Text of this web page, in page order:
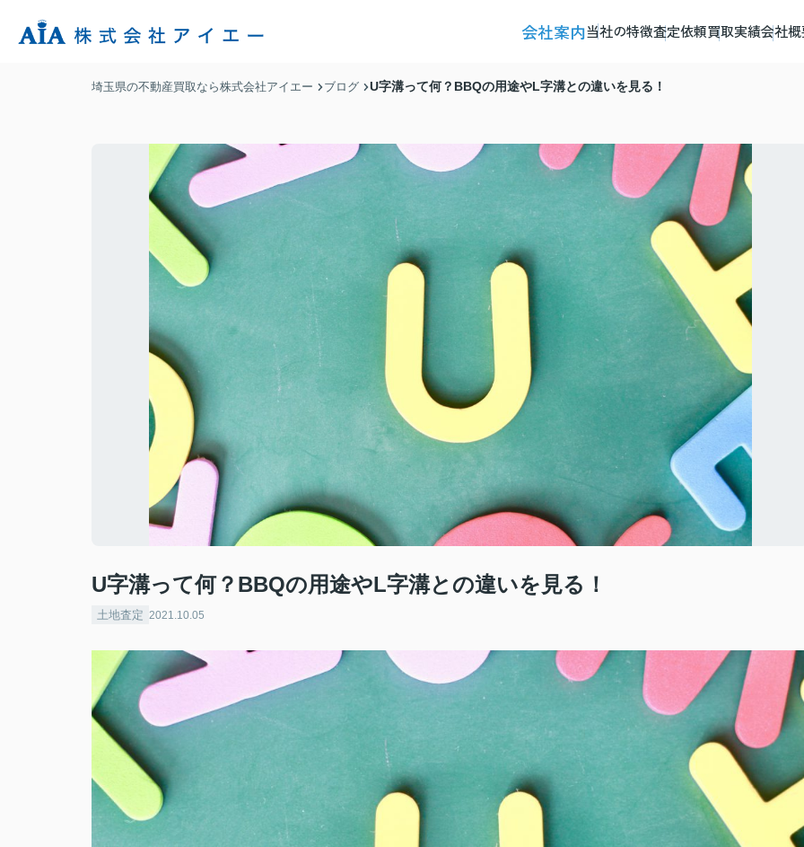
会社案内当社の特徴査定依頼買取実績会社
埼玉県の不動産買取なら株式会社アイエー ブログ U字溝って何？BBQの用途やL字溝との違いを見る！
U字溝って何？BBQの用途やL字溝との違いを見る！
土地査定 2021.10.05